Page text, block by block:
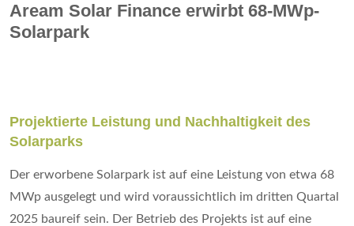
Aream Solar Finance erwirbt 68-MWp-
Solarpark
Projektierte Leistung und Nachhaltigkeit des
Solarparks
Der erworbene Solarpark ist auf eine Leistung von etwa 68
MWp ausgelegt und wird voraussichtlich im dritten Quartal
2025 baureif sein. Der Betrieb des Projekts ist auf eine